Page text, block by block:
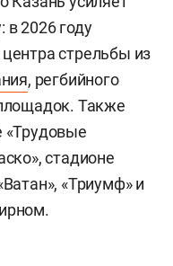
в 2026 году
стрельбы из
, регбийного
Также
«Трудовые
стадионе
«Триумф» и